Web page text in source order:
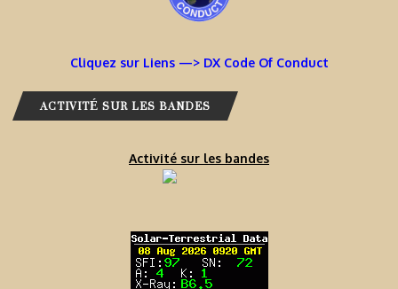
Cliquez sur Liens —> DX Code Of Conduct
ACTIVITÉ SUR LES BANDES
Activité sur les bandes